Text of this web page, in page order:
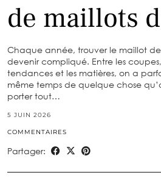
de maillots
Chaque année, trouver le maillot
devenir compliqué. Entre les
tendances et les matières, on a
même temps de quelque chose
porter tout…
5 JUIN 2026
COMMENTAIRES
Partager: